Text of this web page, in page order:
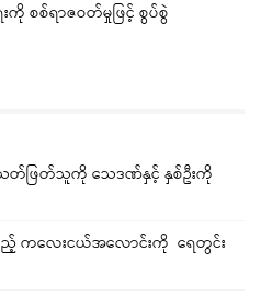
စစ်ရာဇဝတ်မှုဖြင့် စွပ်စွဲ
သတ်ဖြတ်သူကို သေဒဏ်နှင့် နှစ်ဦးကို
ည့် ကလေးငယ်အလောင်းကို ရေတွင်း